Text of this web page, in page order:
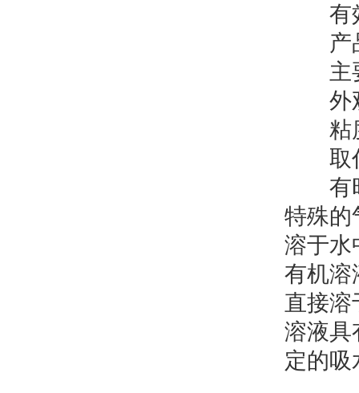
有效
产品
主要
外观
粘度
取代
有时
特殊的
溶于水
有机溶
直接溶
溶液具
定的